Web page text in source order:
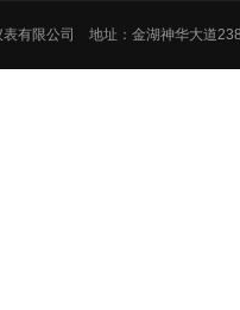
表有限公司 地址：金湖神华大道